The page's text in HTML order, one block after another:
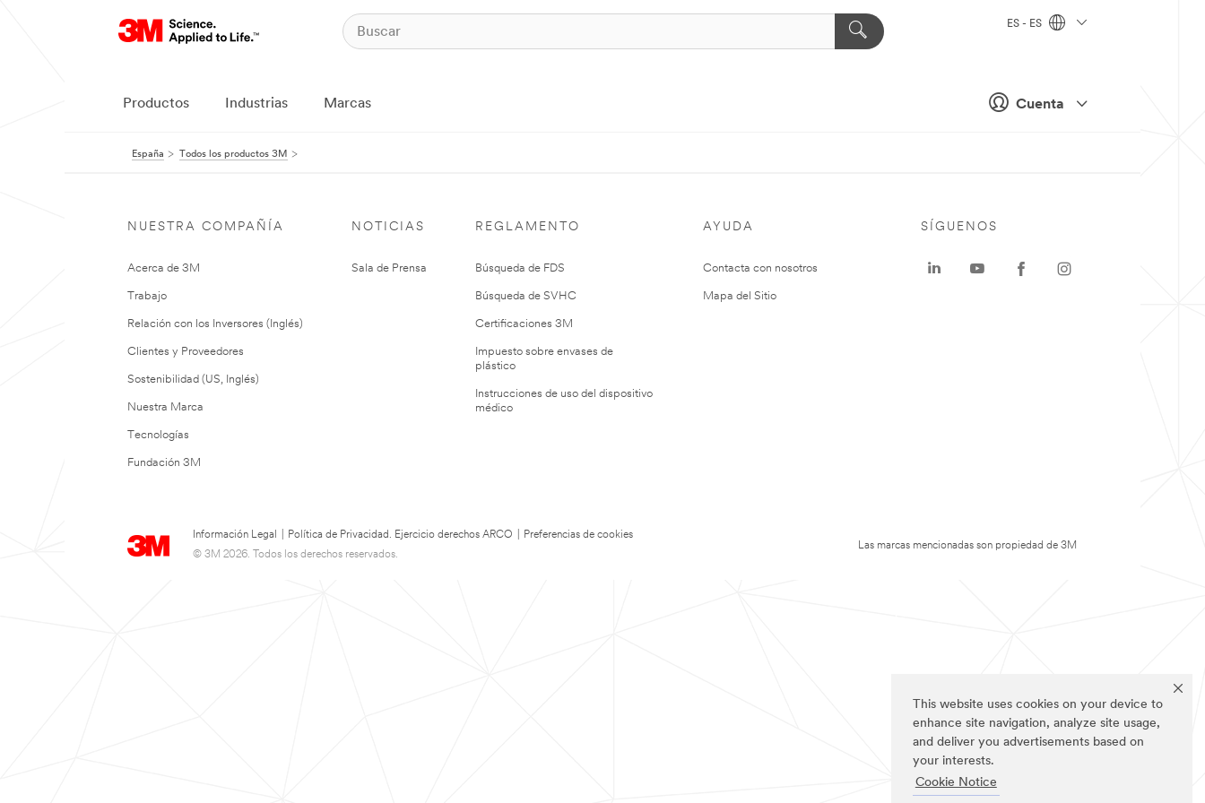
This website uses cookies on your device to
enhance site navigation, analyze site usage,
and deliver you advertisements based on
your interests.
Cookie Notice
Cuenta
ES - ES
Productos Industrias Marcas
España Todos los productos 3M
NUESTRA COMPAÑÍA
Acerca de 3M
Trabajo
Relación con los Inversores (Inglés)
Clientes y Proveedores
Sostenibilidad (US, Inglés)
Nuestra Marca
Tecnologías
Fundación 3M
NOTICIAS
Sala de Prensa
REGLAMENTO
Búsqueda de FDS
Búsqueda de SVHC
Certificaciones 3M
Impuesto sobre envases de
plástico
Instrucciones de uso del dispositivo
médico
AYUDA
Contacta con nosotros
Mapa del Sitio
Información Legal Política de Privacidad. Ejercicio derechos ARCO
Preferencias de cookies
© 3M 2026. Todos los derechos reservados.
SÍGUENOS
Las marcas mencionadas son propiedad de 3M